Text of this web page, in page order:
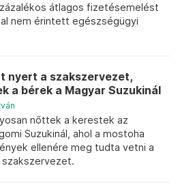
átlagos fizetésemelést
nem érintett egészségügyi
nyert a szakszervezet,
a bérek a Magyar Suzukinál
nőttek a kerestek az
Suzukinál, ahol a mostoha
ellenére meg tudta vetni a
szakszervezet.